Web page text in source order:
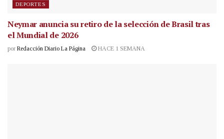
DEPORTES
Neymar anuncia su retiro de la selección de Brasil tras
el Mundial de 2026
por Redacción Diario La Página HACE 1 SEMANA